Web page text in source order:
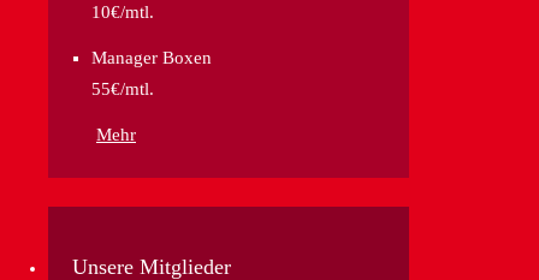
10€/mtl.
Manager Boxen
55€/mtl.
Mehr
Unsere Mitglieder